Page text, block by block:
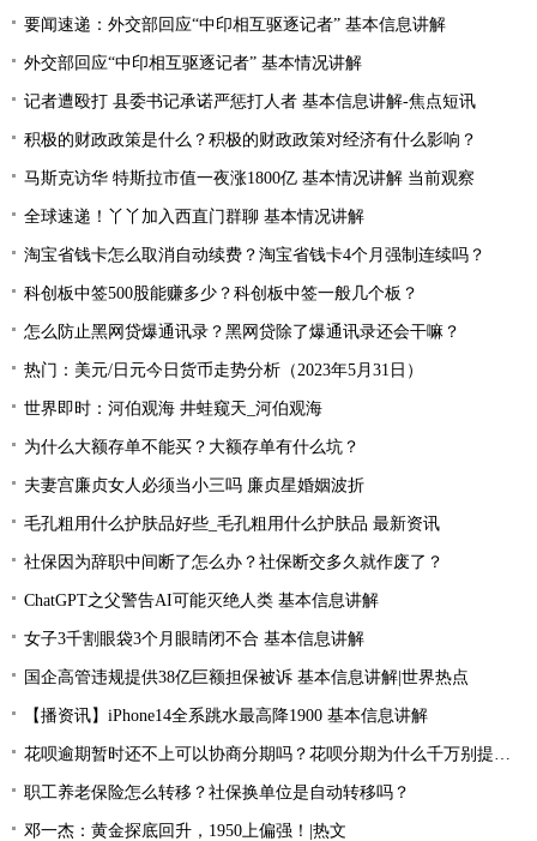
要闻速递：外交部回应“中印相互驱逐记者” 基本信息讲解
外交部回应“中印相互驱逐记者” 基本情况讲解
记者遭殴打 县委书记承诺严惩打人者 基本信息讲解-焦点短讯
积极的财政政策是什么？积极的财政政策对经济有什么影响？
马斯克访华 特斯拉市值一夜涨1800亿 基本情况讲解 当前观察
全球速递！丫丫加入西直门群聊 基本情况讲解
淘宝省钱卡怎么取消自动续费？淘宝省钱卡4个月强制连续吗？
科创板中签500股能赚多少？科创板中签一般几个板？
怎么防止黑网贷爆通讯录？黑网贷除了爆通讯录还会干嘛？
热门：美元/日元今日货币走势分析（2023年5月31日）
世界即时：河伯观海 井蛙窥天_河伯观海
为什么大额存单不能买？大额存单有什么坑？
夫妻宫廉贞女人必须当小三吗 廉贞星婚姻波折
毛孔粗用什么护肤品好些_毛孔粗用什么护肤品 最新资讯
社保因为辞职中间断了怎么办？社保断交多久就作废了？
ChatGPT之父警告AI可能灭绝人类 基本信息讲解
女子3千割眼袋3个月眼睛闭不合 基本信息讲解
国企高管违规提供38亿巨额担保被诉 基本信息讲解|世界热点
【播资讯】iPhone14全系跳水最高降1900 基本信息讲解
花呗逾期暂时还不上可以协商分期吗？花呗分期为什么千万别提前还款？
职工养老保险怎么转移？社保换单位是自动转移吗？
邓一杰：黄金探底回升，1950上偏强！|热文